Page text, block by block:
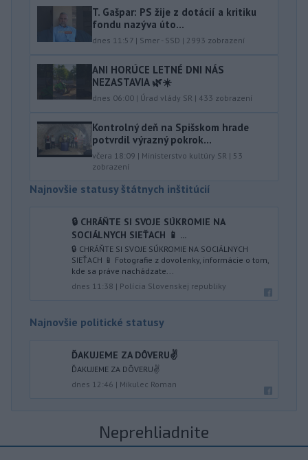
T. Gašpar: PS žije z dotácií a kritiku
fondu nazýva úto...
dnes 11:57 | Smer - SSD | 2993 zobrazení
ANI HORÚCE LETNÉ DNI NÁS
NEZASTAVIA 🌿☀️
dnes 06:00 | Úrad vlády SR | 433 zobrazení
Kontrolný deň na Spišskom hrade
potvrdil výrazný pokrok...
včera 18:09 | Ministerstvo kultúry SR | 53
zobrazení
Najnovšie statusy štátnych inštitúcií
🔒 CHRÁŇTE SI SVOJE SÚKROMIE NA
SOCIÁLNYCH SIEŤACH 📱 ...
🔒 CHRÁŇTE SI SVOJE SÚKROMIE NA SOCIÁLNYCH
SIEŤACH 📱 Fotografie z dovolenky, informácie o tom,
kde sa práve nachádzate...
dnes 11:38 | Polícia Slovenskej republiky
Najnovšie politické statusy
ĎAKUJEME ZA DÔVERU✌️
ĎAKUJEME ZA DÔVERU✌️
dnes 12:46 | Mikulec Roman
Neprehliadnite